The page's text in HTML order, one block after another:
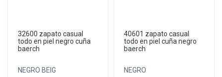
32600 zapato casual
todo en piel negro cuña
baerch
NEGRO BEIG
40601 zapato casual
todo en piel cuña negro
baerch
NEGRO